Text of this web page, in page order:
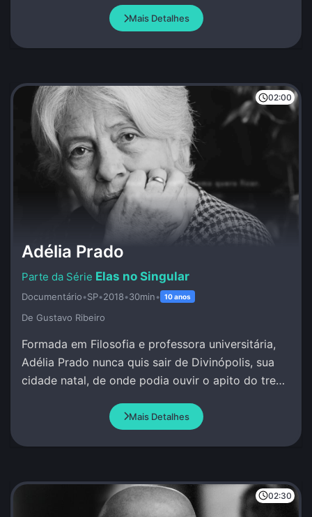
Mais Detalhes
02:00
Adélia Prado
Elas no Singular
Documentário•SP•2018•30min• 10 anos
De Gustavo Ribeiro
Formada em Filosofia e professora universitária,
Adélia Prado nunca quis sair de Divinópolis, sua
cidade natal, de onde podia ouvir o apito do trem
Mais Detalhes
02:30